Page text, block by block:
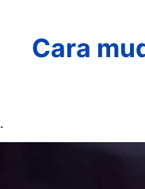
Cara
.